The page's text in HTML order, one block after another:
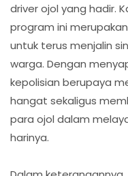
driver ojol yang hadir.
program ini
untuk terus menjalin
warga. Dengan
kepolisian berupaya
hangat sekaligus
para ojol dalam
harinya.